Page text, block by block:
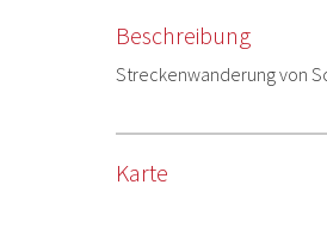
Beschreibung
Streckenwanderung von
Karte